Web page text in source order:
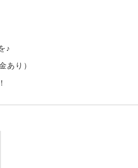
♪
あり）